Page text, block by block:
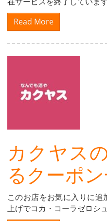
Read More
カクヤス
るクーポ
このお店をお気に入りに
上げでコカ・コーラゼロシ